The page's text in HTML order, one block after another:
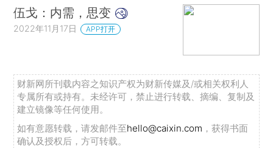
伍戈：内需，思变
2022年11月17日 APP打开
财新网所刊载内容之知识产权为财新传媒及/或相关权利人
专属所有或持有。未经许可，禁止进行转载、摘编、复制及
建立镜像等任何使用。
如有意愿转载，请发邮件至hello@caixin.com ，获得书面
确认及授权后，方可转载。